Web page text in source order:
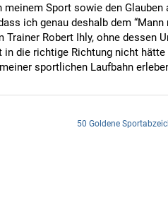
meinem Sport sowie den
ich genau deshalb dem
Robert Ihly, ohne dessen
die richtige Richtung nicht
sportlichen Laufbahn
50 Goldene